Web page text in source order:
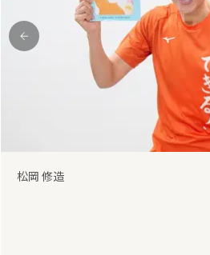
前
松岡 修造 ふくなが じゅんぺい